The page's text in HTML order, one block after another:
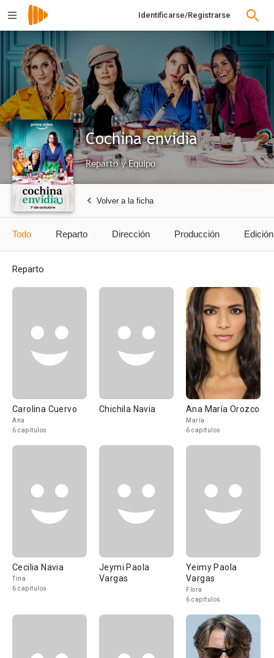
Identificarse/Registrarse
Cochina envidia
Reparto y Equipo
Volver a la ficha
Todo Reparto Dirección Producción Edición
Reparto
Carolina Cuervo
Ana
6 capítulos
Chichila Navia Ana María Orozco
María
6 capítulos
Cecilia Navia
Tina
6 capítulos
Jeymi Paola
Vargas
Yeimy Paola
Vargas
Flora
6 capítulos